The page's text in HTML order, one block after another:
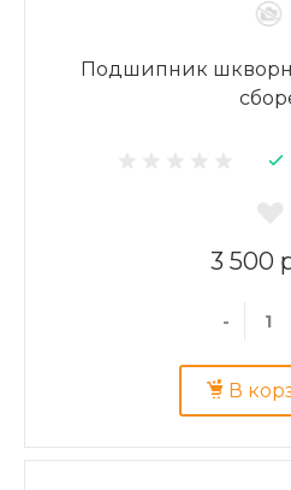
Подшипник
3 500
-
В